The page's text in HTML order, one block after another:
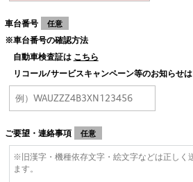
車台番号 任意
※車台番号の確認方法
自動車検査証は こちら
リコール/サービスキャンペーン等のお知らせは
ご要望・連絡事項 任意